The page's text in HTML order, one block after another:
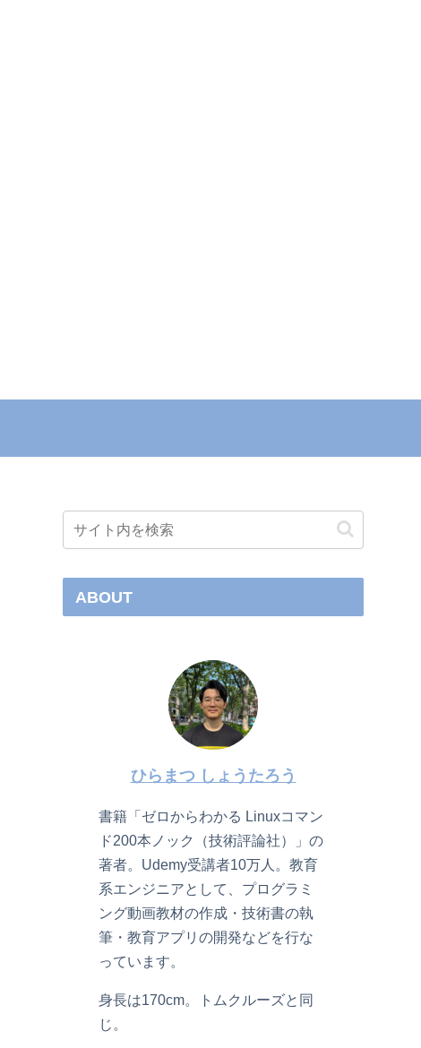
ABOUT
ひらまつ しょうたろう
書籍「ゼロからわかる Linuxコマン
ド200本ノック（技術評論社）」の
著者。Udemy受講者10万人。教育
系エンジニアとして、プログラミ
ング動画教材の作成・技術書の執
筆・教育アプリの開発などを行な
っています。
身長は170cm。トムクルーズと同
じ。